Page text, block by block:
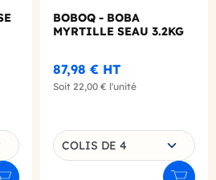
BOBOQ - BOBA
MYRTILLE SEAU 3.2KG
87,98 € HT
Soit 22,00 € l'unité
Choisissez une déclinaison
COLIS DE 4